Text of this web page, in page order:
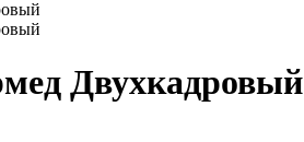
Двухкадровый